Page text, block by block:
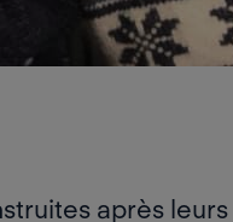
après leurs